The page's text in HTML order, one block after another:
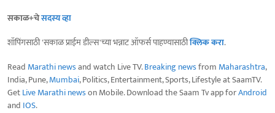
सकाळ+चेसदस्य व्हा
शॉपिंगसाठी 'सकाळ प्राईम डील्स'च्या भन्नाट ऑफर्स पाहण्यासाठीक्लिक करा.
Read Marathi newsand watch Live TV.Breaking newsfrom Maharashtra,
India, Pune,Mumbai, Politics, Entertainment, Sports, Lifestyle at SaamTV.
GetLive Marathi newson Mobile. Download the Saam Tv app forAndroid
and IOS.